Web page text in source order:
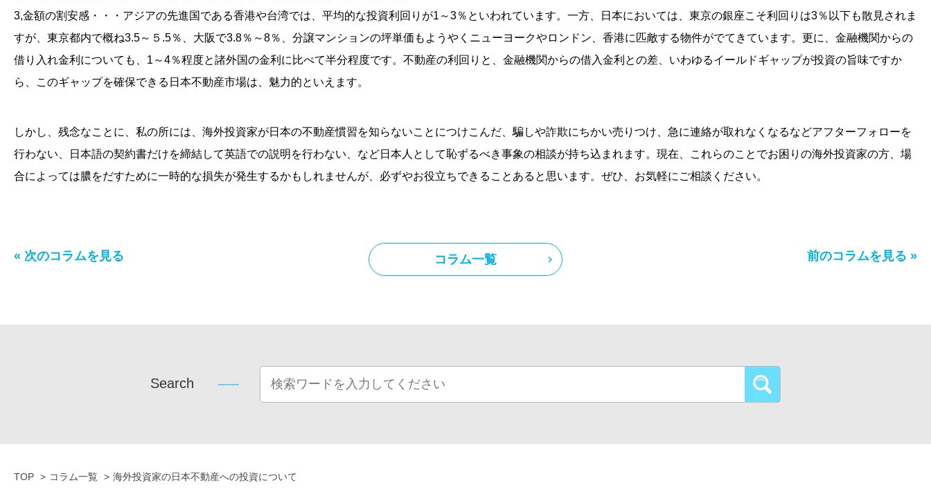
3,金額の割安感・・・アジアの先進国である香港や台湾では、平均的な投資利回りが1～3％といわれています。一方、日本においては、東京の銀座こそ利回りは3％以下も散見されま
すが、東京都内で概ね3.5～５.5％、大阪で3.8％～8％、分譲マンションの坪単価もようやくニューヨークやロンドン、香港に匹敵する物件がでてきています。更に、金融機関からの
借り入れ金利についても、1～4％程度と諸外国の金利に比べて半分程度です。不動産の利回りと、金融機関からの借入金利との差、いわゆるイールドギャップが投資の旨味ですか
ら、このギャップを確保できる日本不動産市場は、魅力的といえます。
しかし、残念なことに、私の所には、海外投資家が日本の不動産慣習を知らないことにつけこんだ、騙しや詐欺にちかい売りつけ、急に連絡が取れなくなるなどアフターフォローを
行わない、日本語の契約書だけを締結して英語での説明を行わない、など日本人として恥ずるべき事象の相談が持ち込まれます。現在、これらのことでお困りの海外投資家の方、場
合によっては膿をだすために一時的な損失が発生するかもしれませんが、必ずやお役立ちできることあると思います。ぜひ、お気軽にご相談ください。
« 次のコラムを見る コラム一覧 前のコラムを見る »
Search
TOP コラム一覧 海外投資家の日本不動産への投資について